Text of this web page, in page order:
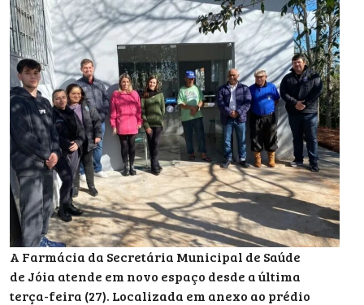
A Farmácia da Secretária Municipal de Saúde
de Jóia atende em novo espaço desde a última
terça-feira (27). Localizada em anexo ao prédio